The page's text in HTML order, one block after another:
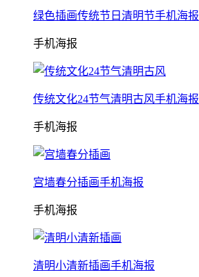
绿色插画传统节日清明节手机海报
手机海报
传统文化24节气清明古风手机海报
手机海报
宫墙春分插画手机海报
手机海报
清明小清新插画手机海报